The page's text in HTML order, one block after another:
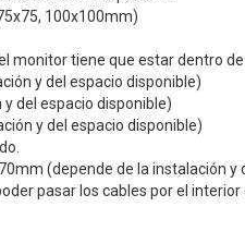
100x100mm)
monitor tiene que estar dentro
y del espacio disponible)
del espacio disponible)
y del espacio disponible)
(depende de la instalación y
pasar los cables por el interior